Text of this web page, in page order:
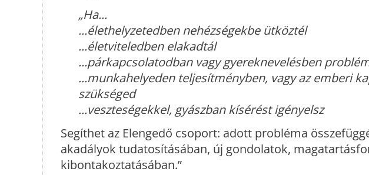
„Ha...
...élethelyzetedben nehézségekbe ütköztél
...életviteledben elakadtál
...párkapcsolatodban vagy gyereknevelésben
...munkahelyeden teljesítményben, vagy az emberi
szükséged
...veszteségekkel, gyászban kísérést igényelsz
Segíthet az Elengedő csoport: adott probléma
akadályok tudatosításában, új gondolatok,
kibontakoztatásában.”